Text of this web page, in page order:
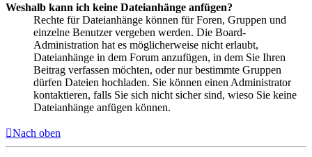
Weshalb kann ich keine Dateianhänge anfügen?
Rechte für Dateianhänge können für Foren, Gruppen und
einzelne Benutzer vergeben werden. Die Board-
Administration hat es möglicherweise nicht erlaubt,
Dateianhänge in dem Forum anzufügen, in dem Sie Ihren
Beitrag verfassen möchten, oder nur bestimmte Gruppen
dürfen Dateien hochladen. Sie können einen Administrator
kontaktieren, falls Sie sich nicht sicher sind, wieso Sie keine
Dateianhänge anfügen können.
Nach oben